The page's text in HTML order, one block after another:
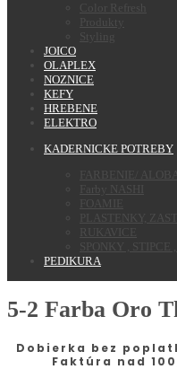
Color Refresh
Produkty
Styling
JOICO
OLAPLEX
NOZNICE
KEFY
HREBENE
ELEKTRO
KADERNICKE POTREBY
FARBENIE/
Farby NASHI
FOAMIE
PLASTENKY,
RUKAVICE
SPONKY , STIPCE
PEDIKURA
5-2 Farba Oro
Dobierka bez
Faktúra nad